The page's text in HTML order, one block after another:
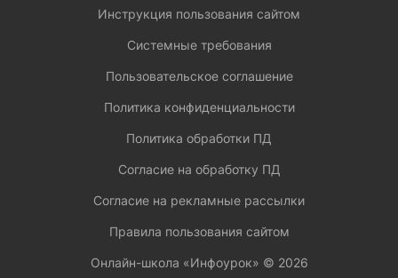
Инструкция пользования сайтом
Системные требования
Пользовательское соглашение
Политика конфиденциальности
Политика обработки ПД
Согласие на обработку ПД
Согласие на рекламные рассылки
Правила пользования сайтом
Онлайн-школа «Инфоурок» © 2026